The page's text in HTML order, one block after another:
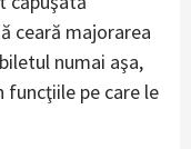
ceară majorarea
numai aşa,
funcţiile pe care le